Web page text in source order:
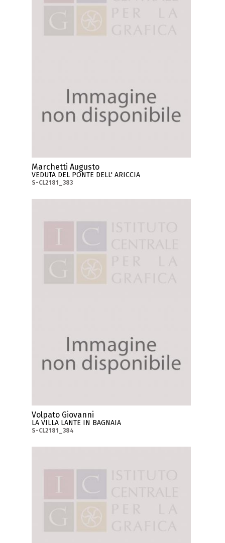
Marchetti Augusto
VEDUTA DEL PONTE DELL' ARICCIA
S-CL2181_383
Volpato Giovanni
LA VILLA LANTE IN BAGNAIA
S-CL2181_384